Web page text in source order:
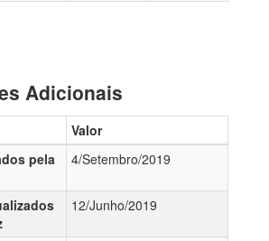
Adicionais
Valor
pela
4/Setembro/2019
12/Junho/2019